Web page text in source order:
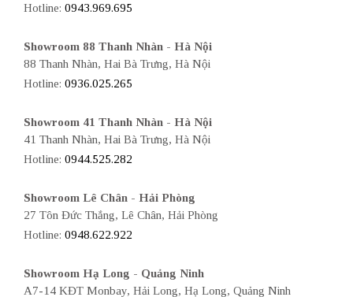
Hotline: 0943.969.695
Showroom 88 Thanh Nhàn - Hà Nội
88 Thanh Nhàn, Hai Bà Trưng, Hà Nội
Hotline: 0936.025.265
Showroom 41 Thanh Nhàn - Hà Nội
41 Thanh Nhàn, Hai Bà Trưng, Hà Nội
Hotline: 0944.525.282
Showroom Lê Chân - Hải Phòng
27 Tôn Đức Thắng, Lê Chân, Hải Phòng
Hotline: 0948.622.922
Showroom Hạ Long - Quảng Ninh
A7-14 KĐT Monbay, Hải Long, Hạ Long, Quảng Ninh